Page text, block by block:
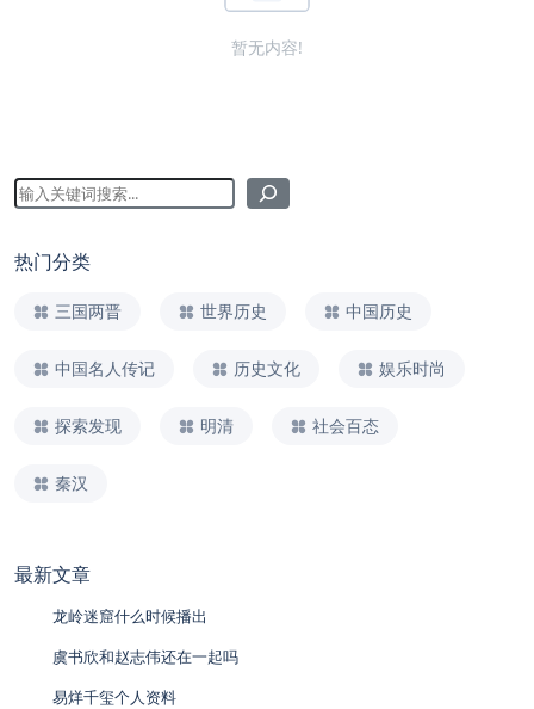
暂无内容!
热门分类
三国两晋 世界历史 中国历史
中国名人传记 历史文化 娱乐时尚
探索发现 明清 社会百态
秦汉
最新文章
龙岭迷窟什么时候播出
虞书欣和赵志伟还在一起吗
易烊千玺个人资料